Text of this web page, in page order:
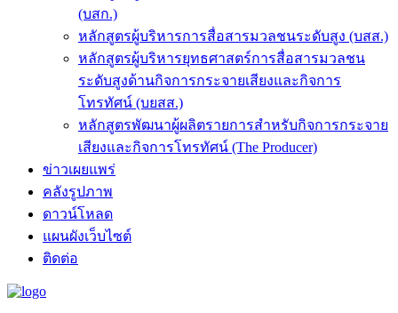
(บสก.)
หลักสูตรผู้บริหารการสื่อสารมวลชนระดับสูง (บสส.)
หลักสูตรผู้บริหารยุทธศาสตร์การสื่อสารมวลชน
ระดับสูงด้านกิจการกระจายเสียงและกิจการ
โทรทัศน์ (บยสส.)
หลักสูตรพัฒนาผู้ผลิตรายการสำหรับกิจการกระจาย
เสียงและกิจการโทรทัศน์ (The Producer)
ข่าวเผยแพร่
คลังรูปภาพ
ดาวน์โหลด
แผนผังเว็บไซต์
ติดต่อ